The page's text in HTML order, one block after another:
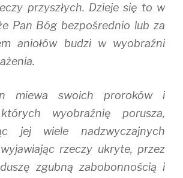
przyszłych. Dzieje się to w
Pan Bóg bezpośrednio lub za
aniołów budzi w wyobraźni
miewa swoich proroków i
wyobraźnię porusza,
jej wiele nadzwyczajnych
rzeczy ukryte, przez
zgubną zabobonnością i